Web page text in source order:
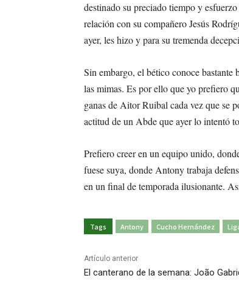
destinado su preciado tiempo y
relación con su compañero Jesús
ayer, les hizo y para su tremenda
Sin embargo, el bético conoce bastante
las mimas. Es por ello que yo prefiero
ganas de Aitor Ruibal cada vez que se
actitud de un Abde que ayer lo intentó
Prefiero creer en un equipo unido,
fuese suya, donde Antony trabaja
en un final de temporada ilusionante.
Tags Antony Cucho Hernández
Artículo anterior
El canterano de la semana: João